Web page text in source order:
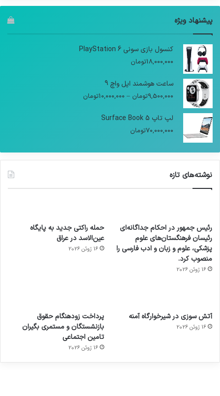
پیشنهاد ویژه
کنسول بازی سونی PlayStation 6
18,000,000تومان
ساعت هوشمند اپل واچ 9
9,500,000تومان –
10,000,000تومان
لپ تاپ Surface Book 5
70,000,000تومان
نوشته‌های تازه
رئیس جمهور در احکام جداگانه‌ای
رئیسان فرهنگستان‌های علوم
پزشکی، علوم و زبان و ادب فارسی را
منصوب کرد.
16 ژوئن 2026
حمله راکتی جدید به پایگاه
عین‌الاسد در عراق
16 ژوئن 2026
آتش سوزی در شیرخوارگاه آمنه
16 ژوئن 2026
پرداخت زودهنگام حقوق
بازنشستگان و مستمری بگیران
تامین اجتماعی
16 ژوئن 2026
برای
کشف
توسط
مجازی
…
ساعت
هوشمند
با طعم
توسط
ژاکت
در
های
2023
توسط